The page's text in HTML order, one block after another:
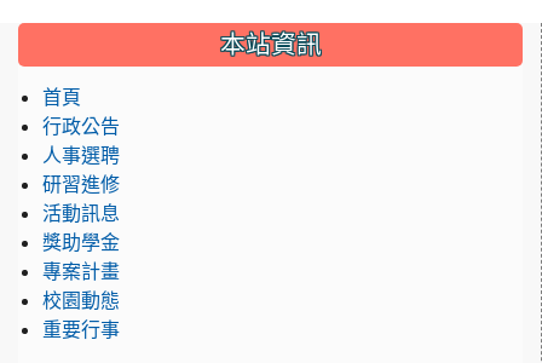
::: 本站資訊
首頁
行政公告
人事選聘
研習進修
活動訊息
獎助學金
專案計畫
校園動態
重要行事